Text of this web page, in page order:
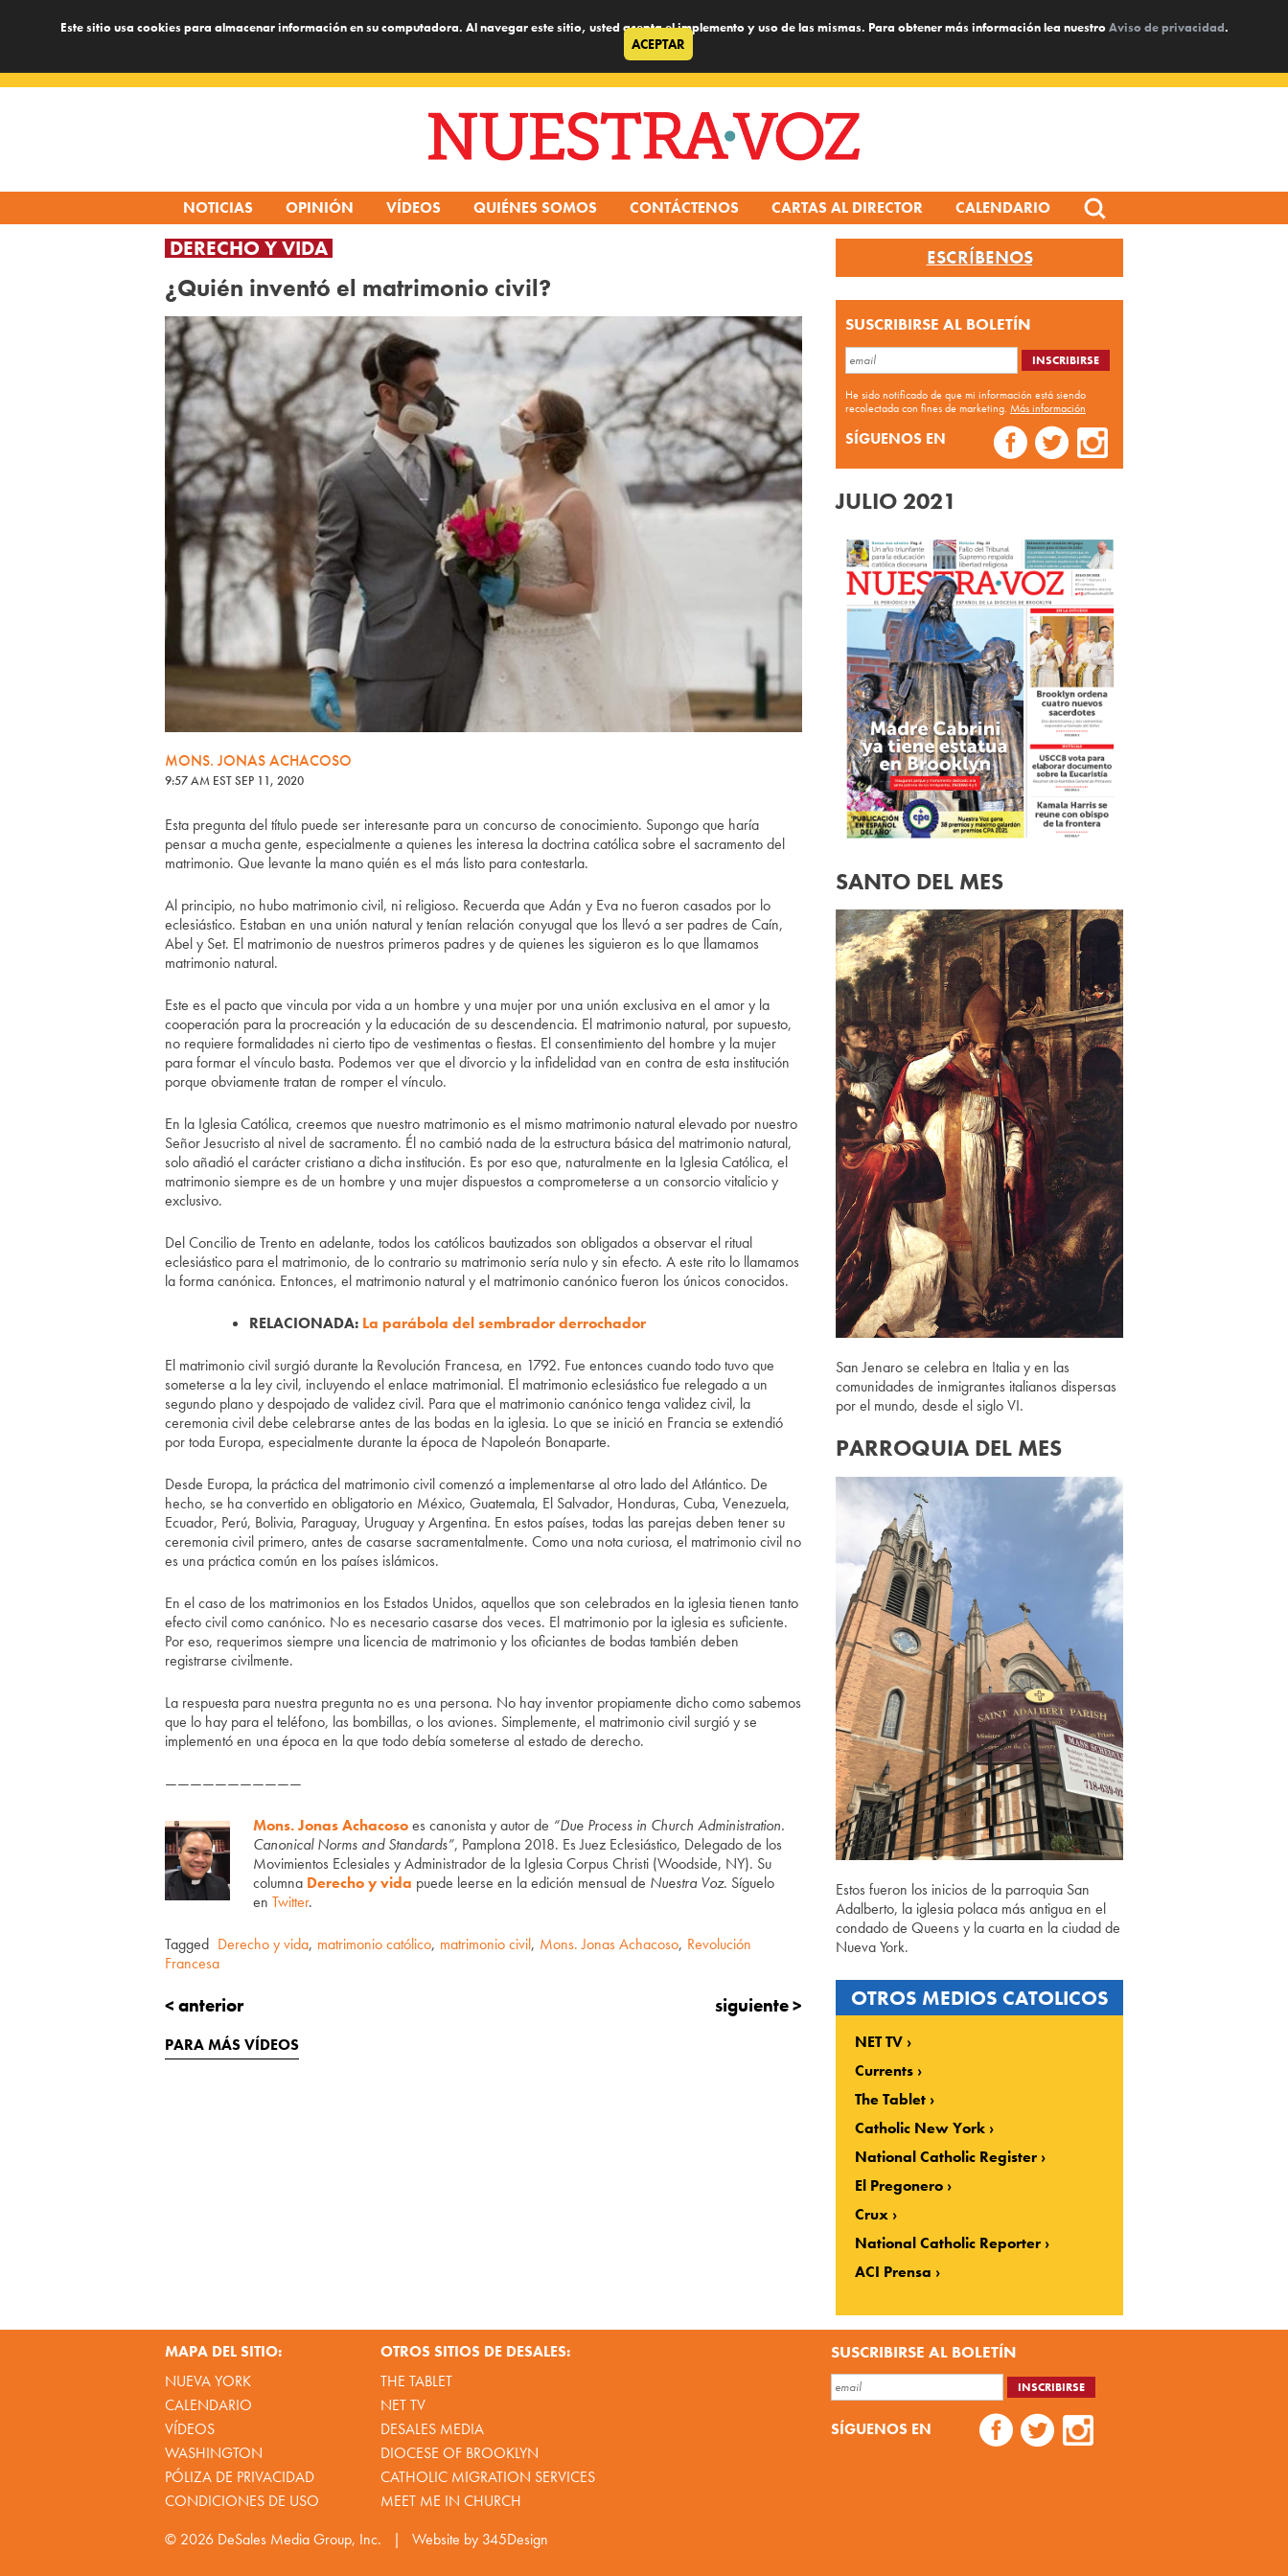
Este sitio usa cookies para almacenar información en su computadora. Al navegar este sitio, usted acepta el implemento y uso de las mismas. Para obtener más información lea nuestroAviso de privacidad.
ACEPTAR
NOTICIAS OPINIÓN VÍDEOS QUIÉNES SOMOS CONTÁCTENOS CARTAS AL DIRECTOR CALENDARIO
Search
for:
DERECHO Y VIDA
¿Quién inventó el matrimonio civil?
MONS. JONAS ACHACOSO
9:57 AM EST SEP 11, 2020
Esta pregunta del título puede ser interesante para un concurso de conocimiento. Supongo que haría
pensar a mucha gente, especialmente a quienes les interesa la doctrina católica sobre el sacramento del
matrimonio. Que levante la mano quién es el más listo para contestarla.
Al principio, no hubo matrimonio civil, ni religioso. Recuerda que Adán y Eva no fueron casados por lo
eclesiástico. Estaban en una unión natural y tenían relación conyugal que los llevó a ser padres de Caín,
Abel y Set. El matrimonio de nuestros primeros padres y de quienes les siguieron es lo que llamamos
matrimonio natural.
Este es el pacto que vincula por vida a un hombre y una mujer por una unión exclusiva en el amor y la
cooperación para la procreación y la educación de su descendencia. El matrimonio natural, por supuesto,
no requiere formalidades ni cierto tipo de vestimentas o fiestas. El consentimiento del hombre y la mujer
para formar el vínculo basta. Podemos ver que el divorcio y la infidelidad van en contra de esta institución
porque obviamente tratan de romper el vínculo.
En la Iglesia Católica, creemos que nuestro matrimonio es el mismo matrimonio natural elevado por nuestro
Señor Jesucristo al nivel de sacramento. Él no cambió nada de la estructura básica del matrimonio natural,
solo añadió el carácter cristiano a dicha institución. Es por eso que, naturalmente en la Iglesia Católica, el
matrimonio siempre es de un hombre y una mujer dispuestos a comprometerse a un consorcio vitalicio y
exclusivo.
Del Concilio de Trento en adelante, todos los católicos bautizados son obligados a observar el ritual
eclesiástico para el matrimonio, de lo contrario su matrimonio sería nulo y sin efecto. A este rito lo llamamos
la forma canónica. Entonces, el matrimonio natural y el matrimonio canónico fueron los únicos conocidos.
RELACIONADA: La parábola del sembrador derrochador
El matrimonio civil surgió durante la Revolución Francesa, en 1792. Fue entonces cuando todo tuvo que
someterse a la ley civil, incluyendo el enlace matrimonial. El matrimonio eclesiástico fue relegado a un
segundo plano y despojado de validez civil. Para que el matrimonio canónico tenga validez civil, la
ceremonia civil debe celebrarse antes de las bodas en la iglesia. Lo que se inició en Francia se extendió
por toda Europa, especialmente durante la época de Napoleón Bonaparte.
Desde Europa, la práctica del matrimonio civil comenzó a implementarse al otro lado del Atlántico. De
hecho, se ha convertido en obligatorio en México, Guatemala, El Salvador, Honduras, Cuba, Venezuela,
Ecuador, Perú, Bolivia, Paraguay, Uruguay y Argentina. En estos países, todas las parejas deben tener su
ceremonia civil primero, antes de casarse sacramentalmente. Como una nota curiosa, el matrimonio civil no
es una práctica común en los países islámicos.
En el caso de los matrimonios en los Estados Unidos, aquellos que son celebrados en la iglesia tienen tanto
efecto civil como canónico. No es necesario casarse dos veces. El matrimonio por la iglesia es suficiente.
Por eso, requerimos siempre una licencia de matrimonio y los oficiantes de bodas también deben
registrarse civilmente.
La respuesta para nuestra pregunta no es una persona. No hay inventor propiamente dicho como sabemos
que lo hay para el teléfono, las bombillas, o los aviones. Simplemente, el matrimonio civil surgió y se
implementó en una época en la que todo debía someterse al estado de derecho.
———————————
Mons. Jonas Achacosoes canonista y autor de “Due Process in Church Administration.
Canonical Norms and Standards”, Pamplona 2018. Es Juez Eclesiástico, Delegado de los
Movimientos Eclesiales y Administrador de la Iglesia Corpus Christi (Woodside, NY). Su
columna Derecho y vida puede leerse en la edición mensual de Nuestra Voz. Síguelo
en Twitter.
Tagged Derecho y vida, matrimonio católico, matrimonio civil, Mons. Jonas Achacoso, Revolución
Francesa
< anterior siguiente >
PARA MÁS VÍDEOS
ESCRÍBENOS
SUSCRIBIRSE AL BOLETÍN
He sido notificado de que mi información está siendo
recolectada con fines de marketing. Más información
SÍGUENOS EN
JULIO 2021
SANTO DEL MES
San Jenaro se celebra en Italia y en las
comunidades de inmigrantes italianos dispersas
por el mundo, desde el siglo VI.
PARROQUIA DEL MES
Estos fueron los inicios de la parroquia San
Adalberto, la iglesia polaca más antigua en el
condado de Queens y la cuarta en la ciudad de
Nueva York.
OTROS MEDIOS CATOLICOS
NET TV
Currents
The Tablet
Catholic New York
National Catholic Register
El Pregonero
Crux
National Catholic Reporter
ACI Prensa
MAPA DEL SITIO:
NUEVA YORK
CALENDARIO
VÍDEOS
WASHINGTON
PÓLIZA DE PRIVACIDAD
CONDICIONES DE USO
OTROS SITIOS DE DESALES:
THE TABLET
NET TV
DESALES MEDIA
DIOCESE OF BROOKLYN
CATHOLIC MIGRATION SERVICES
MEET ME IN CHURCH
SUSCRIBIRSE AL BOLETÍN
SÍGUENOS EN
© 2026 DeSales Media Group, Inc. | Website by 345Design